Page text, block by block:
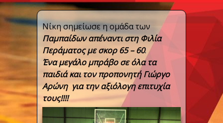
Νίκη σημείωσε η ομάδα των
Παμπαίδων απέναντι στη Φιλία
Περάματος με σκoρ 65 – 60.
Ένα μεγάλο μπράβο σε όλα τα
παιδιά και τον προπονητή Γιώργο
Αρώνη για την αξιόλογη επιτυχία
τους!!!!